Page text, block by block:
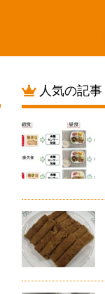
人気の記事